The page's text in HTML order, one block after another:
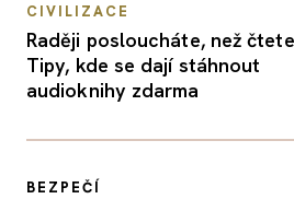
CIVILIZACE
Raději posloucháte, než
Tipy, kde se dají stáhnout
audioknihy zdarma
BEZPEČÍ